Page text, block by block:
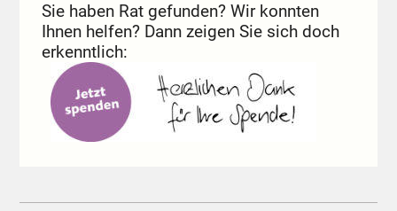
Sie haben Rat gefunden? Wir konnten
Ihnen helfen? Dann zeigen Sie sich doch
erkenntlich: